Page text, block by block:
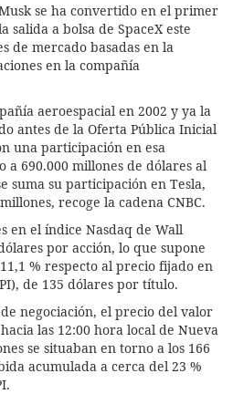
se ha convertido en el primer
a bolsa de SpaceX este
de mercado basadas en la
en la compañía
aeroespacial en 2002 y ya la
antes de la Oferta Pública Inicial
una participación en esa
690.000 millones de dólares al
suma su participación en Tesla,
recoge la cadena CNBC.
en el índice Nasdaq de Wall
por acción, lo que supone
% respecto al precio fijado en
de 135 dólares por título.
negociación, el precio del valor
las 12:00 hora local de Nueva
se situaban en torno a los 166
acumulada a cerca del 23 %